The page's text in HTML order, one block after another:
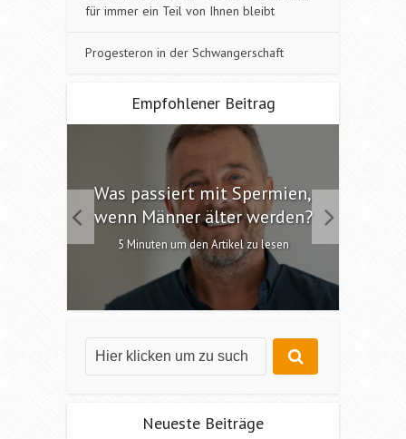
für immer ein Teil von Ihnen bleibt
Progesteron in der Schwangerschaft
Empfohlener Beitrag
Was passiert mit Spermien,
wenn Männer älter werden?
5 Minuten um den Artikel zu lesen
Neueste Beiträge